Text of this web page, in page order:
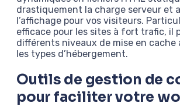
drastiquement la charge serveur et
l’affichage pour vos visiteurs.
efficace pour les sites à fort trafic, il
différents niveaux de mise en cache
les types d’hébergement.
Outils de gestion de
pour faciliter votre